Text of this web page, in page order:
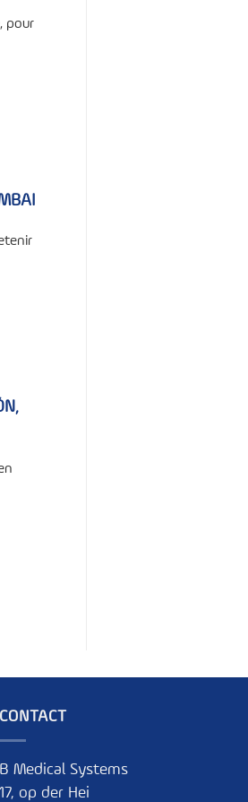
pour
CONTACT
B Medical Systems
17, op der Hei